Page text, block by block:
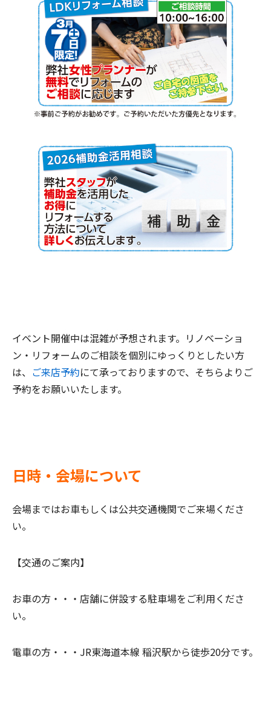
イベント開催中は混雑が予想されます。リノベーショ
ン・リフォームのご相談を個別にゆっくりとしたい方
は、 ご来店予約にて承っておりますので、そちらよりご
予約をお願いいたします。
日時・会場について
会場まではお車もしくは公共交通機関でご来場くださ
い。
【交通のご案内】
お車の方・・・ 店舗に併設する駐車場をご利用くださ
い。
電車の方・・・JR東海道本線 稲沢駅から徒歩20分です。